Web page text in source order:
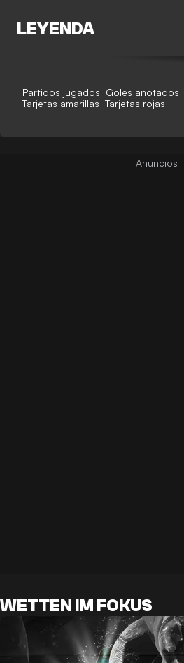
LEYENDA
Partidos jugados Goles anotados
Tarjetas amarillas Tarjetas rojas
WETTEN IM FOKUS